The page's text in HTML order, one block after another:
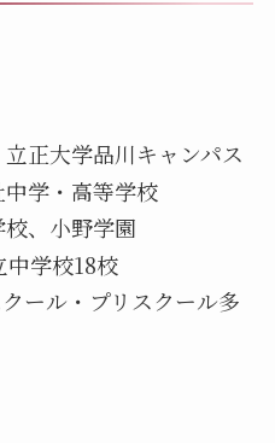
正大学品川キャンパス
学・高等学校
、小野学園
中学校18校
ール・プリスクール多